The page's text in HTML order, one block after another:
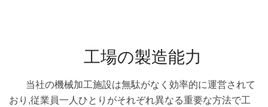
工場の製造能力
当社の機械加工施設は無駄がなく効率的に運営されて
おり,従業員一人ひとりがそれぞれ異なる重要な方法で工